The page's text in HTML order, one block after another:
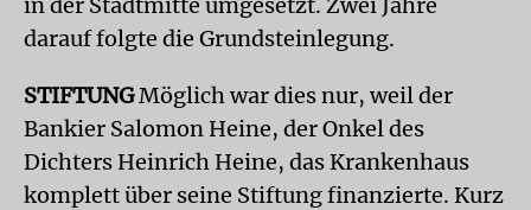
darauf folgte die Grundsteinlegung.
STIFTUNGMöglich war dies nur, weil der
Bankier Salomon Heine, der Onkel des
Dichters Heinrich Heine, das Krankenhaus
komplett über seine Stiftung finanzierte. Kurz